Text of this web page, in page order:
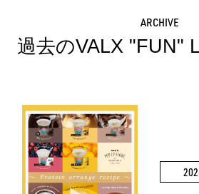
ARCHIVE
過去のVALX "FUN"